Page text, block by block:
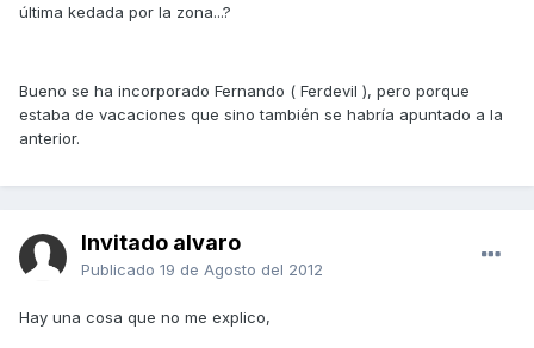
última kedada por la zona...?
Bueno se ha incorporado Fernando ( Ferdevil ), pero porque
estaba de vacaciones que sino también se habría apuntado a la
anterior.
Invitado alvaro
Publicado 19 de Agosto del 2012
Hay una cosa que no me explico,